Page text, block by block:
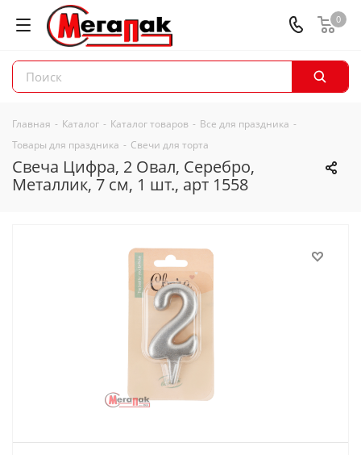
0
Главная - Каталог - Каталог товаров - Все для праздника -
Товары для праздника - Свечи для торта
Свеча Цифра, 2 Овал, Серебро,
Металлик, 7 см, 1 шт., арт 1558